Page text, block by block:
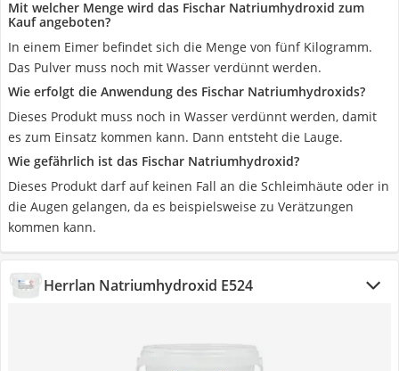
Mit welcher Menge wird das Fischar Natriumhydroxid zum
Kauf angeboten?
In einem Eimer befindet sich die Menge von fünf Kilogramm.
Das Pulver muss noch mit Wasser verdünnt werden.
Wie erfolgt die Anwendung des Fischar Natriumhydroxids?
Dieses Produkt muss noch in Wasser verdünnt werden, damit
es zum Einsatz kommen kann. Dann entsteht die Lauge.
Wie gefährlich ist das Fischar Natriumhydroxid?
Dieses Produkt darf auf keinen Fall an die Schleimhäute oder in
die Augen gelangen, da es beispielsweise zu Verätzungen
kommen kann.
Herrlan Natriumhydroxid E524